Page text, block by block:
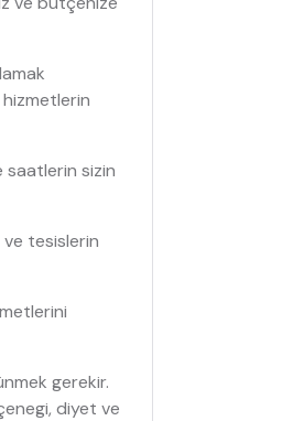
saatlerin sizin
tesislerin
gerekir.
diyet ve